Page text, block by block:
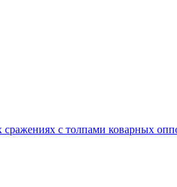
сражениях с толпами коварных